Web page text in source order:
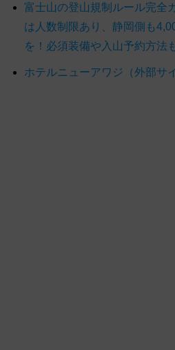
富士山の登山規制ルール完全
は人数制限あり、静岡側も
を！必須装備や入山予約方法
ホテルニューアワジ（外部サ